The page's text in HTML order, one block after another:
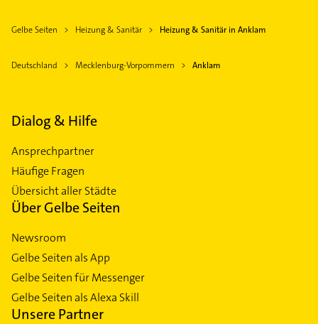
Gelbe Seiten Heizung & Sanitär Heizung & Sanitär in Anklam
Deutschland Mecklenburg-Vorpommern Anklam
Dialog & Hilfe
Ansprechpartner
Häufige Fragen
Übersicht aller Städte
Über Gelbe Seiten
Newsroom
Gelbe Seiten als App
Gelbe Seiten für Messenger
Gelbe Seiten als Alexa Skill
Unsere Partner